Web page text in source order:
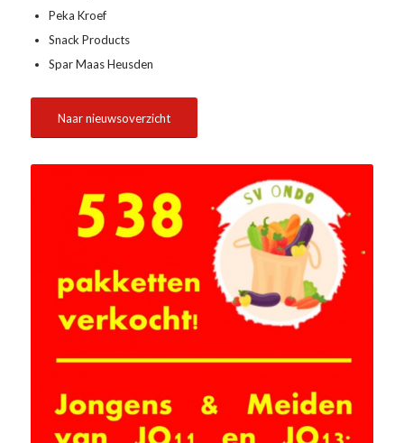
Peka Kroef
Snack Products
Spar Maas Heusden
Naar nieuwsoverzicht